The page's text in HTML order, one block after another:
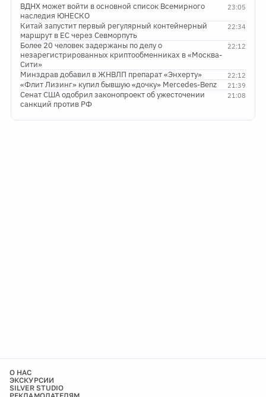
23:05
ВДНХ может войти в основной список Всемирного
наследия ЮНЕСКО
22:34
Китай запустит первый регулярный контейнерный
маршрут в ЕС через Севморпуть
22:12
Более 20 человек задержаны по делу о
незарегистрированных криптообменниках в «Москва-
Сити»
22:12
Минздрав добавил в ЖНВЛП препарат «Энхерту»
21:39
«Флит Лизинг» купил бывшую «дочку» Mercedes-Benz
21:08
Сенат США одобрил законопроект об ужесточении
санкций против РФ
О НАС
ЭКСКУРСИИ
SILVER STUDIO